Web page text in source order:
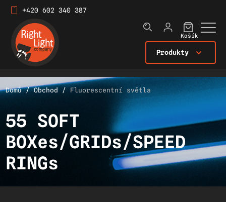
+420 602 340 387
Produkty
Košík
Domů/Obchod/ Fluorescentní světla
55 SOFT
BOXes/GRIDs/SPEED
RINGs